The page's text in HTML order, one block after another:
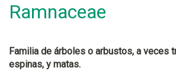
Ramnaceae
Familia de árboles o arbustos, a veces
espinas, y matas.